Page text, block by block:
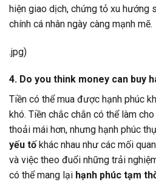
hiện giao dịch, chứng tỏ xu hướng
chính cá nhân ngày càng mạnh mẽ.
.jpg)
4. Do you think money can buy
Tiền có thể mua được hạnh phúc
khó. Tiền chắc chắn có thể làm
thoải mái hơn, nhưng hạnh phúc
yếu tố khác nhau như các mối
và việc theo đuổi những trải
có thể mang lại hạnh phúc tạm